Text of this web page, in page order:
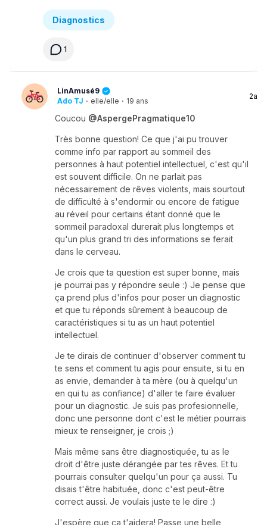
Diagnostics
1
LinAmusé9
Ado TJ · elle/elle · 19 ans
2a
Coucou @AspergePragmatique10
Très bonne question! Ce que j'ai pu trouver
comme info par rapport au sommeil des
personnes à haut potentiel intellectuel, c'est qu'il
est souvent difficile. On ne parlait pas
nécessairement de rêves violents, mais sourtout
de difficulté à s'endormir ou encore de fatigue
au réveil pour certains étant donné que le
sommeil paradoxal durerait plus longtemps et
qu'un plus grand tri des informations se ferait
dans le cerveau.
Je crois que ta question est super bonne, mais
je pourrai pas y répondre seule :) Je pense que
ça prend plus d'infos pour poser un diagnostic
et que tu réponds sûrement à beaucoup de
caractéristiques si tu as un haut potentiel
intellectuel.
Je te dirais de continuer d'observer comment tu
te sens et comment tu agis pour ensuite, si tu en
as envie, demander à ta mère (ou à quelqu'un
en qui tu as confiance) d'aller te faire évaluer
pour un diagnostic. Je suis pas profesionnelle,
donc une personne dont c'est le métier pourrais
mieux te renseigner, je crois ;)
Mais même sans être diagnostiquée, tu as le
droit d'être juste dérangée par tes rêves. Et tu
pourrais consulter quelqu'un pour ça aussi. Tu
disais t'être habituée, donc c'est peut-être
correct aussi. Je voulais juste te le dire :)
J'espère que ça t'aidera! Passe une belle